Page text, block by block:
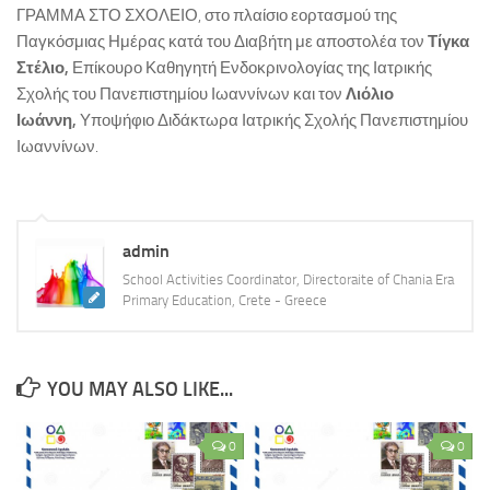
ΚΕ.ΣΥ.Π. Χανίων
ΓΡΑ.Σ.Ε.Π. Κολυμβαρίου
Εθνικό Δίκτυο Αγωγής Υγείας ΜΑΘΑΙΝΩ ΓΙΑ ΤΗ ΖΩΗ
Επιληψία/ Πρώτες Βοήθειες στο Σχολείο
ΚΠΕ Βάμου
ΚΠΕ Ανωγείων
ΚΠΕ Ιεράπετρας
Μεσογειακό Αγρονομικό Ινστιτούτο Χανίων
Μουσείο Φυσικής Ιστορίας Κρήτης
ΓΡΑΜΜΑ ΣΤΟ ΣΧΟΛΕΙΟ, στο πλαίσιο εορτασμού της
Παγκόσμιας Ημέρας κατά του Διαβήτη με αποστολέα τον Τίγκα
Στέλιο, Επίκουρο Καθηγητή Ενδοκρινολογίας της Ιατρικής
Σχολής του Πανεπιστημίου Ιωαννίνων και τον Λιόλιο
Ιωάννη, Υποψήφιο Διδάκτωρα Ιατρικής Σχολής Πανεπιστημίου
Ιωαννίνων.
admin
School Activities Coordinator, Directoraite of Chania Era
Primary Education, Crete - Greece
YOU MAY ALSO LIKE...
0 0